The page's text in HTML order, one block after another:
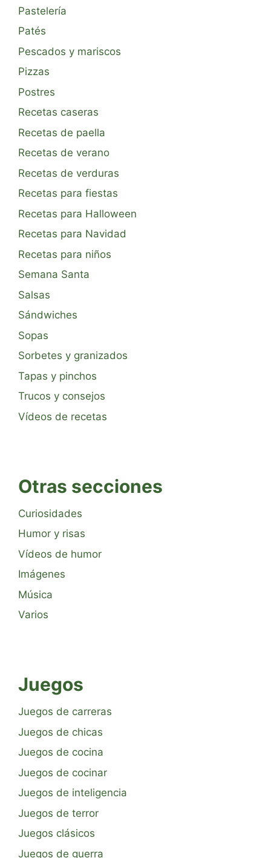
Pastelería
Patés
Pescados y mariscos
Pizzas
Postres
Recetas caseras
Recetas de paella
Recetas de verano
Recetas de verduras
Recetas para fiestas
Recetas para Halloween
Recetas para Navidad
Recetas para niños
Semana Santa
Salsas
Sándwiches
Sopas
Sorbetes y granizados
Tapas y pinchos
Trucos y consejos
Vídeos de recetas
Otras secciones
Curiosidades
Humor y risas
Vídeos de humor
Imágenes
Música
Varios
Juegos
Juegos de carreras
Juegos de chicas
Juegos de cocina
Juegos de cocinar
Juegos de inteligencia
Juegos de terror
Juegos clásicos
Juegos de guerra